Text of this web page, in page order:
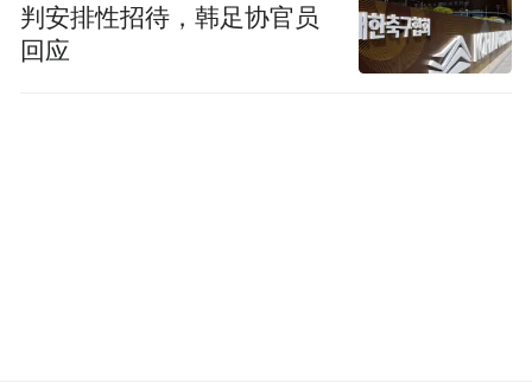
判安排性招待，韩足协官员
回应